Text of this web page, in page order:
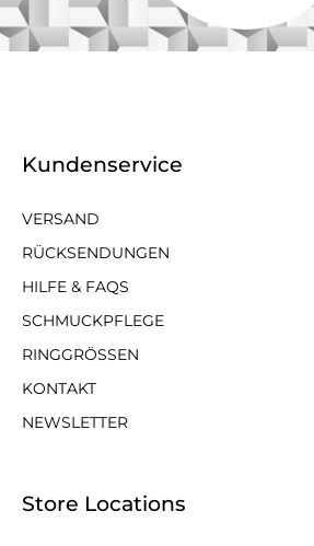
Kundenservice
VERSAND
RÜCKSENDUNGEN
HILFE & FAQS
SCHMUCKPFLEGE
RINGGRÖSSEN
KONTAKT
NEWSLETTER
Store Locations